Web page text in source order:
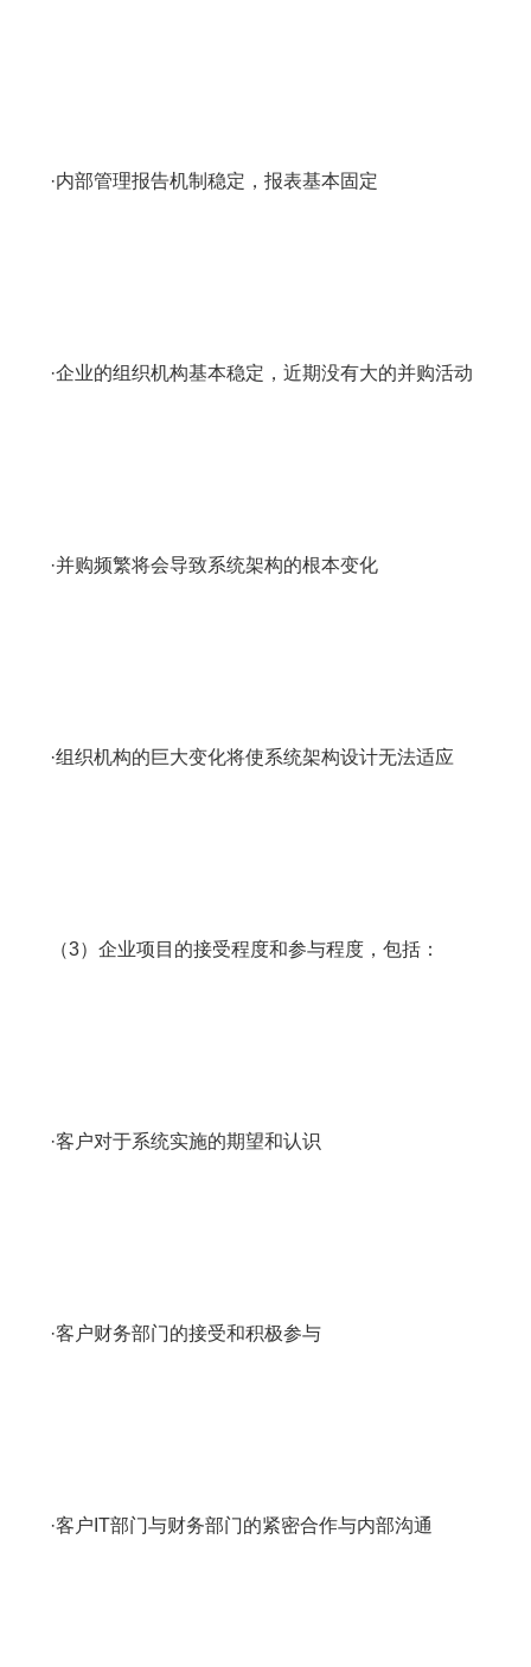
·内部管理报告机制稳定，报表基本固定
·企业的组织机构基本稳定，近期没有大的并购活动
·并购频繁将会导致系统架构的根本变化
·组织机构的巨大变化将使系统架构设计无法适应
（3）企业项目的接受程度和参与程度，包括：
·客户对于系统实施的期望和认识
·客户财务部门的接受和积极参与
·客户IT部门与财务部门的紧密合作与内部沟通